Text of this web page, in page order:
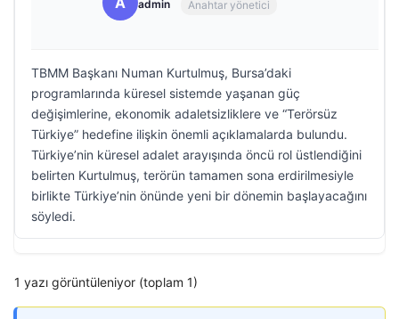
admin Anahtar yönetici
TBMM Başkanı Numan Kurtulmuş, Bursa’daki
programlarında küresel sistemde yaşanan güç
değişimlerine, ekonomik adaletsizliklere ve “Terörsüz
Türkiye” hedefine ilişkin önemli açıklamalarda bulundu.
Türkiye’nin küresel adalet arayışında öncü rol üstlendiğini
belirten Kurtulmuş, terörün tamamen sona erdirilmesiyle
birlikte Türkiye’nin önünde yeni bir dönemin başlayacağını
söyledi.
1 yazı görüntüleniyor (toplam 1)